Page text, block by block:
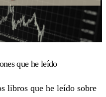
que he leído
libros que he leído sobre